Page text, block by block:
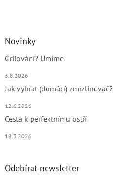
Novinky
Grilování? Umíme!
3.8.2026
Jak vybrat (domácí) zmrzlinovač?
12.6.2026
Cesta k perfektnímu ostří
18.3.2026
Odebírat newsletter